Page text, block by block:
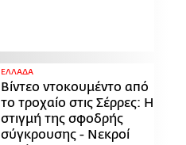
ΕΛΛΑΔΑ
Βίντεο ντοκουμέντο από
το τροχαίο στις Σέρρες: Η
στιγμή της σφοδρής
σύγκρουσης - Νεκροί